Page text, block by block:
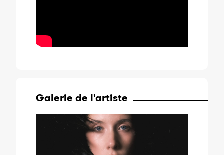
Galerie de l'artiste